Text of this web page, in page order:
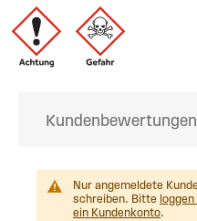
Kundenbewertungen
Nur angemeldete
schreiben. Bitte
ein Kundenkonto.